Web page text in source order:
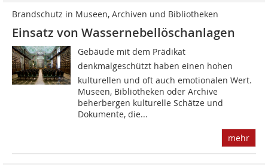
Brandschutz in Museen, Archiven und Bibliotheken
Einsatz von Wassernebellöschanlagen
Gebäude mit dem Prädikat
denkmalgeschützt haben einen hohen
kulturellen und oft auch emotionalen Wert.
Museen, Bibliotheken oder Archive
beherbergen kulturelle Schätze und
Dokumente, die...
mehr